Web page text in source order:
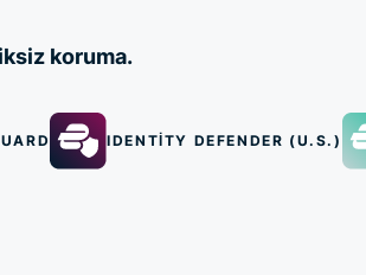
koruma.
IDENTITY DEFENDER (U.S.)